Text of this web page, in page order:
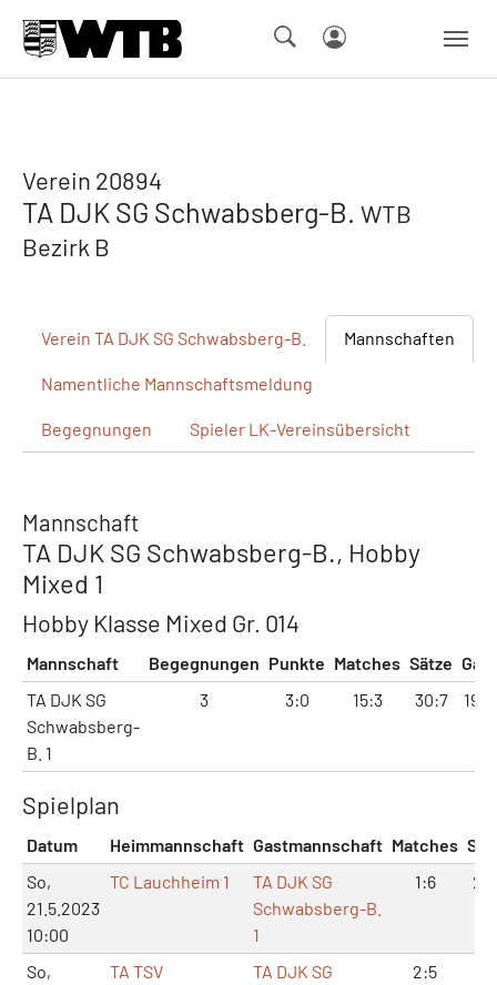
Verein 20894
TA DJK SG Schwabsberg-B. WTB
Bezirk B
Verein TA DJK SG Schwabsberg-B. Mannschaften
Namentliche Mannschaftsmeldung
Begegnungen Spieler LK-Vereinsübersicht
Mannschaft
TA DJK SG Schwabsberg-B., Hobby
Mixed 1
Hobby Klasse Mixed Gr. 014
Mannschaft Begegnungen Punkte Matches Sätze
TA DJK SG
Schwabsberg-
B. 1
3 3:0 15:3 30:7
Spielplan
Datum Heimmannschaft Gastmannschaft Matches
So,
21.5.2023
10:00
TC Lauchheim 1
TA DJK SG
Schwabsberg-B.
1
1:6
So,
TA TSV
TA DJK SG
2:5